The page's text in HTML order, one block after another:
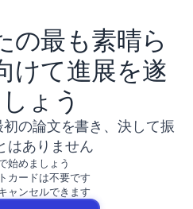
の最も素晴ら
けて進展を遂
ょう
の論文を書き、決して振
はありません
始めましょう
カードは不要です
ャンセルできます